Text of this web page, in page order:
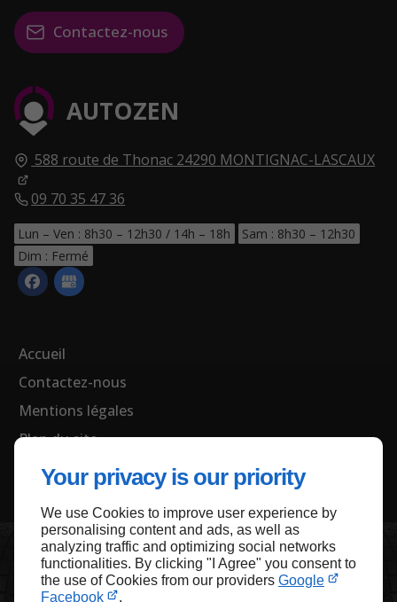
Your privacy is our priority
We use Cookies to improve user experience by
personalising content and ads, as well as
analyzing traffic and optimizing social networks
functionalities. By clicking "I Agree" you consent to
the use of Cookies from our providers Google
Facebook
.
AUTOZEN
588 route de Thonac 24290 MONTIGNAC-LASCAUX
09 70 35 47 36
Lun – Ven : 8h30 – 12h30 / 14h – 18h
Sam : 8h30 – 12h30
Dim : Fermé
Accueil
Contactez-nous
Mentions légales
Plan du site
Contactez-nous
Haut de page